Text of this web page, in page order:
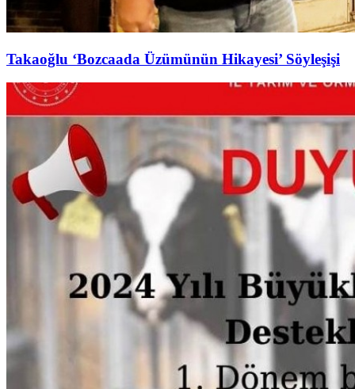
Takaoğlu ‘Bozcaada Üzümünün Hikayesi’ Söyleşişi